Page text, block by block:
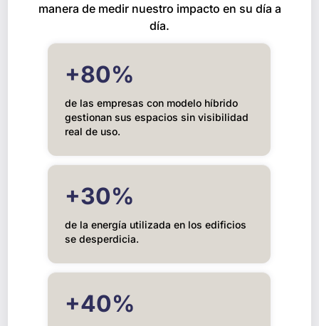
manera de medir nuestro impacto en su día a
día.
+80%
de las empresas con modelo híbrido
gestionan sus espacios sin visibilidad
real de uso.
+30%
de la energía utilizada en los edificios
se desperdicia.
+40%